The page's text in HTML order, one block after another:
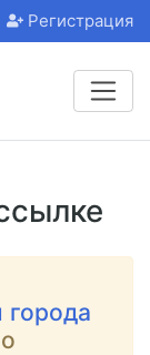
Регистрация